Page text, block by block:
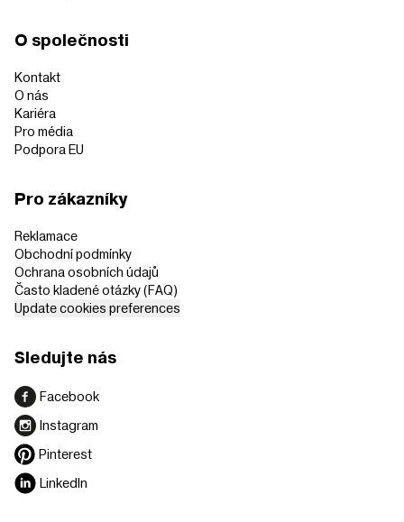
O společnosti
Kontakt
O nás
Kariéra
Pro média
Podpora EU
Pro zákazníky
Reklamace
Obchodní podmínky
Ochrana osobních údajů
Často kladené otázky (FAQ)
Update cookies preferences
Sledujte nás
Facebook
Instagram
Pinterest
LinkedIn